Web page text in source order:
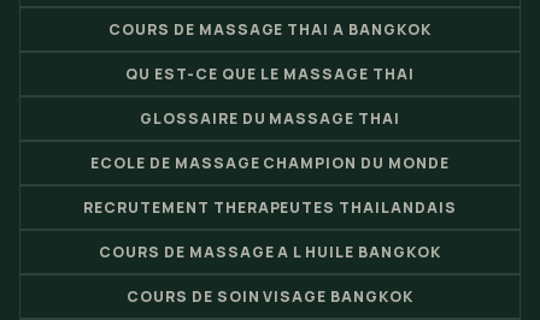
COURS DE MASSAGE THAI A BANGKOK
QU EST-CE QUE LE MASSAGE THAI
GLOSSAIRE DU MASSAGE THAI
ECOLE DE MASSAGE CHAMPION DU MONDE
RECRUTEMENT THERAPEUTES THAILANDAIS
COURS DE MASSAGE A L HUILE BANGKOK
COURS DE SOIN VISAGE BANGKOK